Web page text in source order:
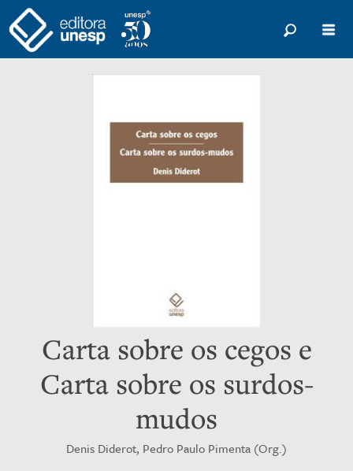
Carta sobre os cegos e
Carta sobre os surdos-
mudos
Denis Diderot, Pedro Paulo Pimenta (Org.)